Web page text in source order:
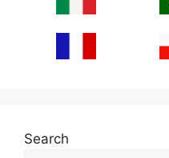
Search